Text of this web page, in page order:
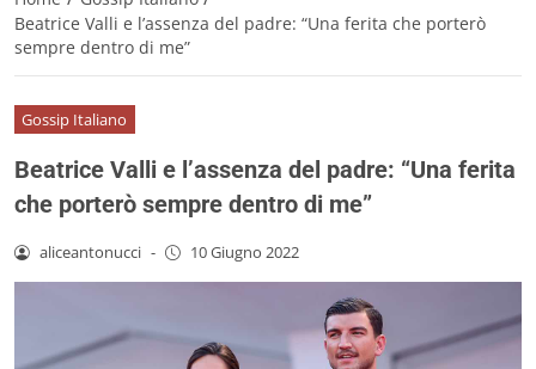
Beatrice Valli e l’assenza del padre: “Una ferita che porterò
sempre dentro di me”
Gossip Italiano
Beatrice Valli e l’assenza del padre: “Una ferita
che porterò sempre dentro di me”
aliceantonucci - 10 Giugno 2022